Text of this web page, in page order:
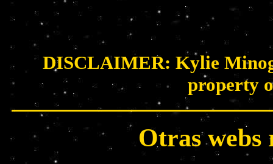
DISCLAIMER: Kylie
property
Otras webs